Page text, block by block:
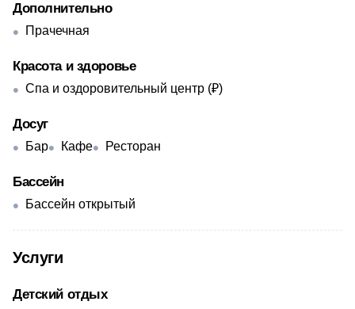
Дополнительно
Прачечная
Красота и здоровье
Спа и оздоровительный центр (₽)
Досуг
Бар Кафе Ресторан
Бассейн
Бассейн открытый
Услуги
Детский отдых